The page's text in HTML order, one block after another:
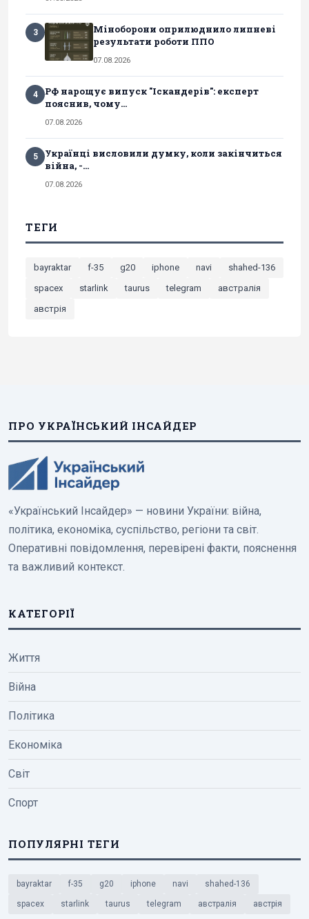
3
Міноборони оприлюднило липневі
результати роботи ППО
07.08.2026
4
РФ нарощує випуск "Іскандерів": експерт
пояснив, чому...
07.08.2026
5
Українці висловили думку, коли закінчиться
війна, -...
07.08.2026
ТЕГИ
bayraktar f-35 g20 iphone navi
shahed-136
spacex
starlink taurus telegram
австралія
австрія
ПРО УКРАЇНСЬКИЙ ІНСАЙДЕР
«Український Інсайдер» — новини України: війна,
політика, економіка, суспільство, регіони та світ.
Оперативні повідомлення, перевірені факти, пояснення
та важливий контекст.
КАТЕГОРІЇ
Життя
Війна
Політика
Економіка
Світ
Спорт
ПОПУЛЯРНІ ТЕГИ
bayraktar f-35 g20 iphone navi shahed-136
spacex starlink taurus telegram австралія австрія